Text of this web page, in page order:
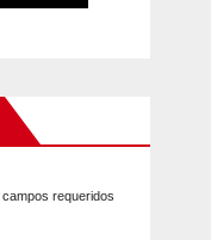
campos requeridos